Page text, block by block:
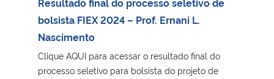
bolsista FIEX 2024 – Prof. Ernani L.
Nascimento
Clique AQUI para acessar o resultado final do
processo seletivo para bolsista do projeto de